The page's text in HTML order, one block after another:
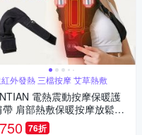
外發熱 三檔按摩 艾草熱敷
電熱震動按摩保暖護
帶 肩部熱敷保暖按摩放鬆器
手臂按摩機 肩膀運動護具
750 76折